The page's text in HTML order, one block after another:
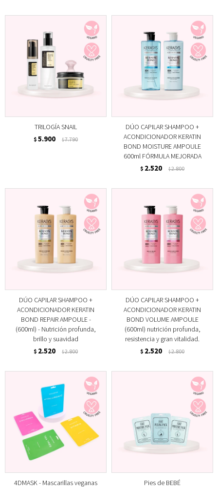
TRILOGÍA SNAIL
$ 5.900 $7.790
DÚO CAPILAR SHAMPOO +
ACONDICIONADOR KERATIN
BOND MOISTURE AMPOULE
600ml FÓRMULA MEJORADA
$ 2.520 $2.800
DÚO CAPILAR SHAMPOO +
ACONDICIONADOR KERATIN
BOND REPAIR AMPOULE -
(600ml) - Nutrición profunda,
brillo y suavidad
$ 2.520 $2.800
DÚO CAPILAR SHAMPOO +
ACONDICIONADOR KERATIN
BOND VOLUME AMPOULE
(600ml) nutrición profunda,
resistencia y gran vitalidad.
$ 2.520 $2.800
4DMASK - Mascarillas veganas Pies de BEBÉ